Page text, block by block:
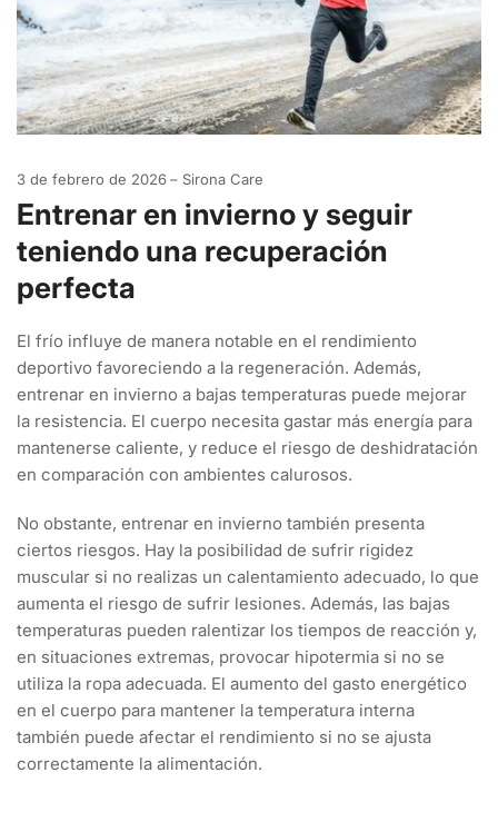
3 de febrero de 2026 Sirona Care
Entrenar en invierno y seguir
teniendo una recuperación
perfecta
El frío influye de manera notable en el rendimiento
deportivo favoreciendo a la regeneración. Además,
entrenar en invierno a bajas temperaturas puede mejorar
la resistencia. El cuerpo necesita gastar más energía para
mantenerse caliente, y reduce el riesgo de deshidratación
en comparación con ambientes calurosos.
No obstante, entrenar en invierno también presenta
ciertos riesgos. Hay la posibilidad de sufrir rigidez
muscular si no realizas un calentamiento adecuado, lo que
aumenta el riesgo de sufrir lesiones. Además, las bajas
temperaturas pueden ralentizar los tiempos de reacción y,
en situaciones extremas, provocar hipotermia si no se
utiliza la ropa adecuada. El aumento del gasto energético
en el cuerpo para mantener la temperatura interna
también puede afectar el rendimiento si no se ajusta
correctamente la alimentación.